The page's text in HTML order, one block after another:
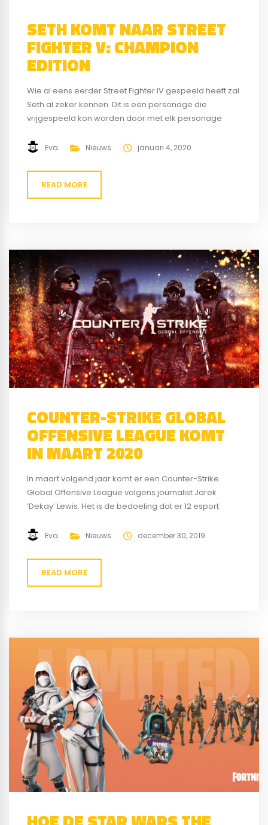
SETH KOMT NAAR STREET
FIGHTER V: CHAMPION
EDITION
Wie al eens eerder Street Fighter IV gespeeld heeft zal
Seth al zeker kennen. Dit is een personage die
vrijgespeeld kon worden door met elk personage
Capcom dat Seth nu ook te vinden is als personage bij
Eva Nieuws januari 4, 2020
READ MORE
COUNTER-STRIKE GLOBAL
OFFENSIVE LEAGUE KOMT
IN MAART 2020
In maart volgend jaar komt er een Counter-Strike
Global Offensive League volgens journalist Jarek
‘Dekay’ Lewis. Het is de bedoeling dat er 12 esport
dan 3 offline toernooien gespeeld en per seizoen zal
kunnen doen moet je...
Eva Nieuws december 30, 2019
READ MORE